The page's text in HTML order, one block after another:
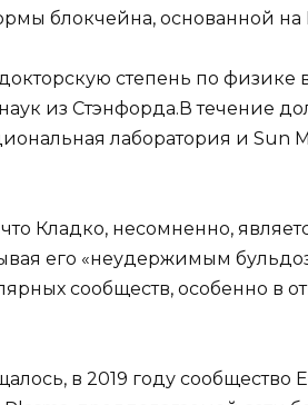
блокчейна, основанной на
степень по физике
из Стэнфорда.В течение
лаборатория и Sun
что Кладко, несомненно,
его «неудержимым
сообществ, особенно в
в 2019 году сообщество